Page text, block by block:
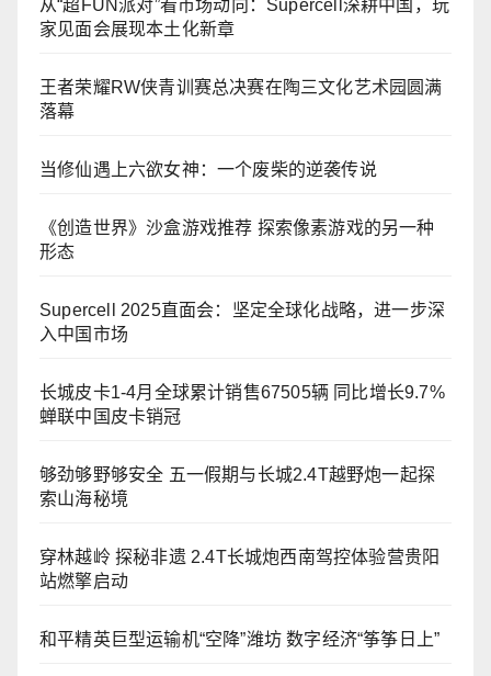
从“超FUN派对”看市场动向：Supercell深耕中国，玩
家见面会展现本土化新章
王者荣耀RW侠青训赛总决赛在陶三文化艺术园圆满
落幕
当修仙遇上六欲女神：一个废柴的逆袭传说
《创造世界》沙盒游戏推荐 探索像素游戏的另一种
形态
Supercell 2025直面会：坚定全球化战略，进一步深
入中国市场
长城皮卡1-4月全球累计销售67505辆 同比增长9.7%
蝉联中国皮卡销冠
够劲够野够安全 五一假期与长城2.4T越野炮一起探
索山海秘境
穿林越岭 探秘非遗 2.4T长城炮西南驾控体验营贵阳
站燃擎启动
和平精英巨型运输机“空降”潍坊 数字经济“筝筝日上”